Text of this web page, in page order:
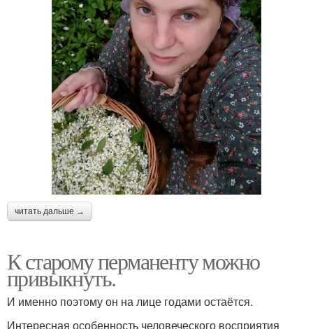
читать дальше →
К старому перманенту можно
привыкнуть.
И именно поэтому он на лице годами остаётся.
Интересная особенность человеческого восприятия